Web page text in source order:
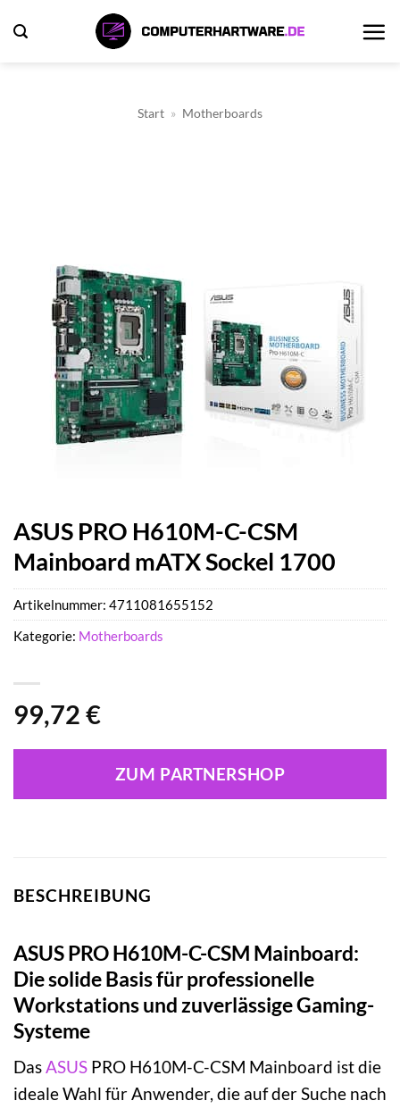
Inhalt
Start » Motherboards
ASUS PRO H610M-C-CSM
Mainboard mATX Sockel 1700
99,72 €
ZUM PARTNERSHOP
Artikelnummer: 4711081655152
Kategorie: Motherboards
BESCHREIBUNG
ASUS PRO H610M-C-CSM Mainboard:
Die solide Basis für professionelle
Workstations und zuverlässige Gaming-
Systeme
DasASUS PRO H610M-C-CSM Mainboard ist die
ideale Wahl für Anwender, die auf der Suche nach